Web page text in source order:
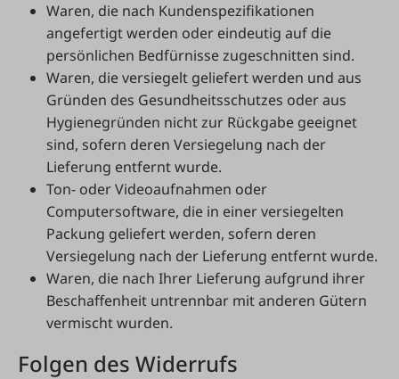
Waren, die nach Kundenspezifikationen
angefertigt werden oder eindeutig auf die
persönlichen Bedfürnisse zugeschnitten sind.
Waren, die versiegelt geliefert werden und aus
Gründen des Gesundheitsschutzes oder aus
Hygienegründen nicht zur Rückgabe geeignet
sind, sofern deren Versiegelung nach der
Lieferung entfernt wurde.
Ton- oder Videoaufnahmen oder
Computersoftware, die in einer versiegelten
Packung geliefert werden, sofern deren
Versiegelung nach der Lieferung entfernt wurde.
Waren, die nach Ihrer Lieferung aufgrund ihrer
Beschaffenheit untrennbar mit anderen Gütern
vermischt wurden.
Folgen des Widerrufs